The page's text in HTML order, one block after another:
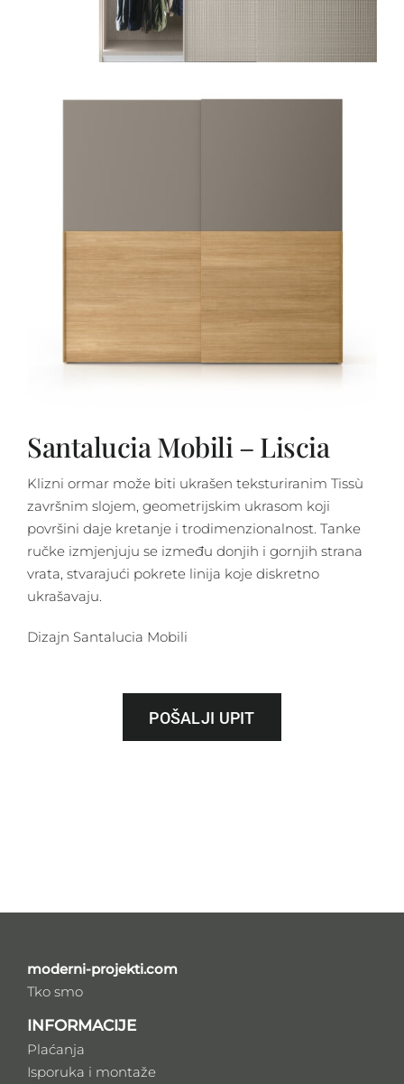
Santalucia Mobili – Liscia
Klizni ormar može biti ukrašen teksturiranim Tissù
završnim slojem, geometrijskim ukrasom koji
površini daje kretanje i trodimenzionalnost. Tanke
ručke izmjenjuju se između donjih i gornjih strana
vrata, stvarajući pokrete linija koje diskretno
ukrašavaju.
Dizajn Santalucia Mobili
POŠALJI UPIT
moderni-projekti.com
Tko smo
INFORMACIJE
Plaćanja
Isporuka i montaže